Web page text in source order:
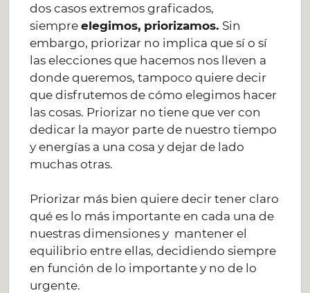
dos casos extremos graficados,
siempreelegimos, priorizamos. Sin
embargo, priorizar no implica que sí o sí
las elecciones que hacemos nos lleven a
donde queremos, tampoco quiere decir
que disfrutemos de cómo elegimos hacer
las cosas. Priorizar no tiene que ver con
dedicar la mayor parte de nuestro tiempo
y energías a una cosa y dejar de lado
muchas otras.
Priorizar más bien quiere decir tener claro
qué es lo más importante en cada una de
nuestras dimensiones y mantener el
equilibrio entre ellas, decidiendo siempre
en función de lo importante y no de lo
urgente.